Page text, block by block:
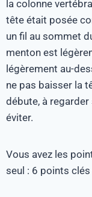
la colonne
tête était posée
un fil au sommet
menton est
légèrement au-
ne pas baisser la
débute, à regarder
éviter.
Vous avez les
seul : 6 points clés